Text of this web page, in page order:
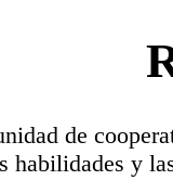
de
habilidades y